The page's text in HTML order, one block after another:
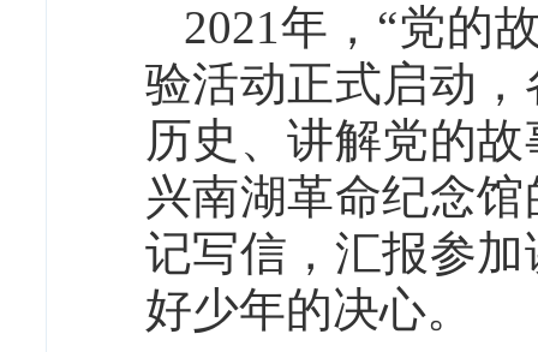
2021年，“党的
验活动正式启动
历史、讲解党的
兴南湖革命纪念
记写信，汇报参
好少年的决心。